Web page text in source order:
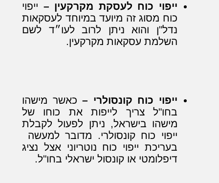
ייפוי כוח לעסקת מקרקעין – ייפוי
כוח מסוג זה מיועד במיוחד לעסקאות
נדל"ן והוא ניתן לרוב לעו״ד לשם
השלמת עסקאות מקרקעין.
ייפוי כוח קונסולרי –כאשר מישהו
בחו"ל צריך לייפות את כוחו של
מישהו בישראל, ניתן לפעול לקבלת
ייפוי כוח קונסולרי. מדובר למעשה
בעריכת ייפוי כוח נוטריוני אצל נציג
דיפלומטי או קונסול ישראלי בחו"ל.